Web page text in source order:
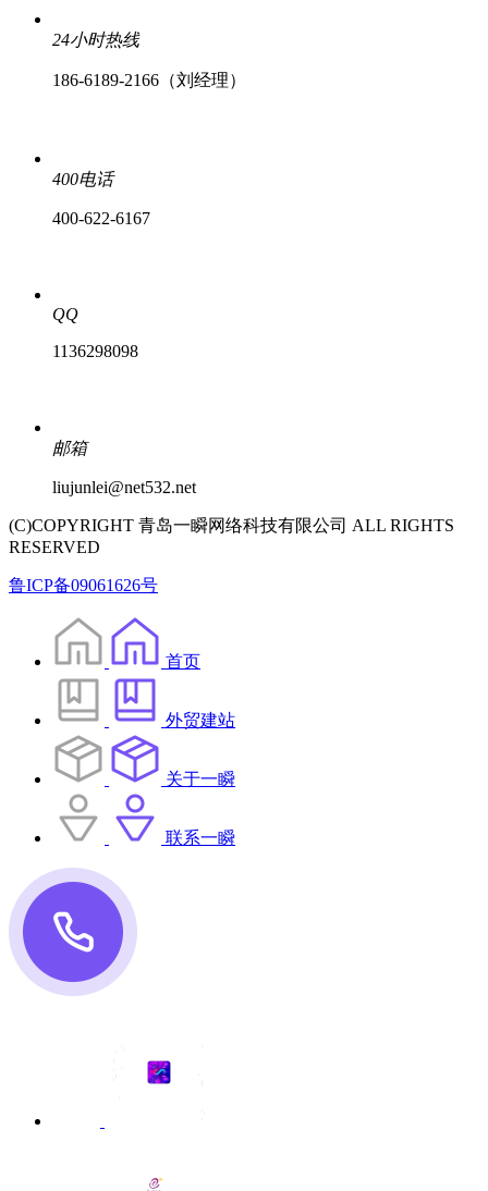
24小时热线
186-6189-2166（刘经理）
400电话
400-622-6167
QQ
1136298098
邮箱
liujunlei@net532.net
(C)COPYRIGHT 青岛一瞬网络科技有限公司 ALL RIGHTS
RESERVED
鲁ICP备09061626号
首页
外贸建站
关于一瞬
联系一瞬